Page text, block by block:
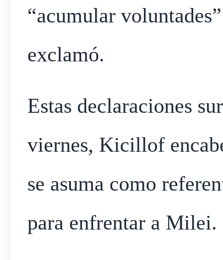
“acumular
exclamó.
Estas declaraciones
viernes, Kicillof
se asuma como
para enfrentar a Milei.